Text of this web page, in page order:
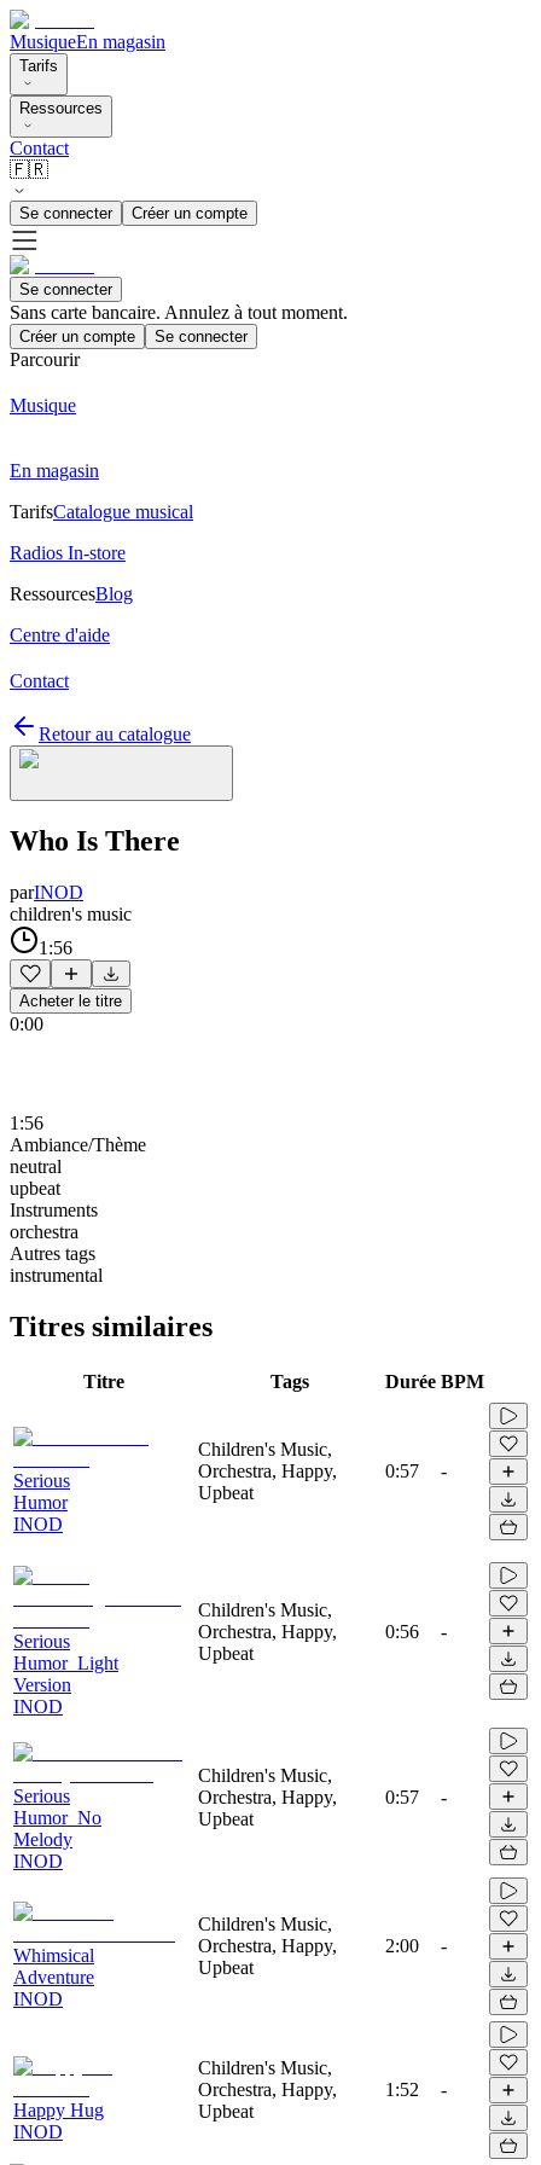
MusiqueEn magasin
Tarifs
Ressources
Contact
🇫🇷
Se connecter Créer un compte
Se connecter
Sans carte bancaire. Annulez à tout moment.
Créer un compte Se connecter
Parcourir
Musique
En magasin
TarifsCatalogue musical
Radios In-store
RessourcesBlog
Centre d'aide
Contact
Retour au catalogue
Who Is There
parINOD
children's music
1:56
Acheter le titre
0:00
1:56
Ambiance/Thème
neutral
upbeat
Instruments
orchestra
Autres tags
instrumental
Titres similaires
Titre Tags Durée BPM
Serious
Humor
INOD
Children's Music,
Orchestra, Happy,
Upbeat
0:57 -
Serious
Humor_Light
Version
INOD
Children's Music,
Orchestra, Happy,
Upbeat
0:56 -
Serious
Humor_No
Melody
INOD
Children's Music,
Orchestra, Happy,
Upbeat
0:57 -
Whimsical
Adventure
INOD
Children's Music,
Orchestra, Happy,
Upbeat
2:00 -
Happy Hug
INOD
Children's Music,
Orchestra, Happy,
Upbeat
1:52 -